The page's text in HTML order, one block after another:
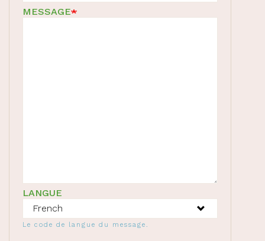
MESSAGE
LANGUE
Le code de langue du message.